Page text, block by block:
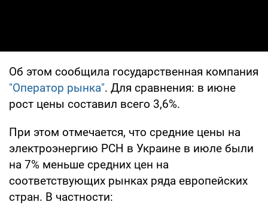
Об этом сообщила государственная компания
"Оператор рынка". Для сравнения: в июне
рост цены составил всего 3,6%.
При этом отмечается, что средние цены на
электроэнергию РСН в Украине в июле были
на 7% меньше средних цен на
соответствующих рынках ряда европейских
стран. В частности: